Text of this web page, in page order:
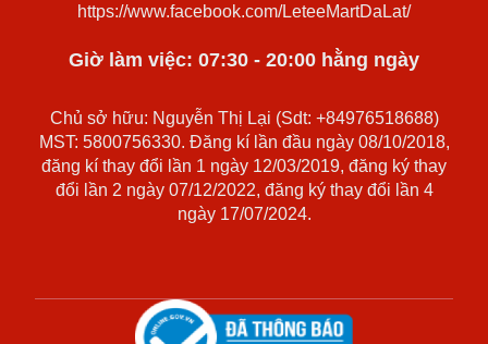
https://www.facebook.com/LeteeMartDaLat/
Giờ làm việc: 07:30 - 20:00 hằng ngày
Chủ sở hữu: Nguyễn Thị Lại (Sdt: +84976518688)
MST: 5800756330. Đăng kí lần đầu ngày 08/10/2018,
đăng kí thay đổi lần 1 ngày 12/03/2019, đăng ký thay
đổi lần 2 ngày 07/12/2022, đăng ký thay đổi lần 4
ngày 17/07/2024.